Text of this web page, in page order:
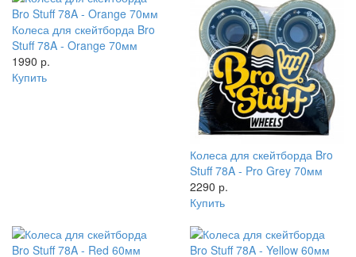
Колеса для скейтборда Bro
Stuff 78A - Orange 70мм
1990 р.
Купить
Колеса для скейтборда Bro
Stuff 78A - Pro Grey 70мм
2290 р.
Купить